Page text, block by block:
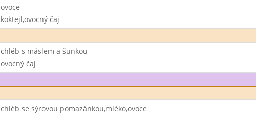
ovoce
koktejl,ovocný čaj
chléb s máslem a šunkou
ovocný čaj
chléb se sýrovou pomazánkou,mléko,ovoce